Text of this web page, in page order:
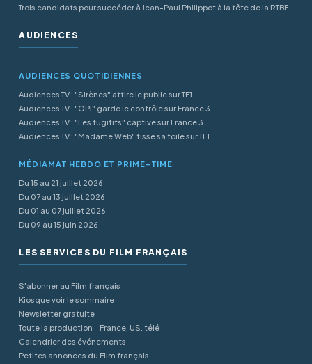
Trois candidats pour succéder à Jean-Paul Philippot à la tête de la RTBF
AUDIENCES
AUDIENCES QUOTIDIENNES
Audiences TV : "Sirènes" attire le public sur TF1
Audiences TV : "OPJ" garde le contrôle sur France 3
Audiences TV : "Les fugitifs" captive sur France 3
Audiences TV : "Madame Web" tisse sa toile sur TF1
MÉDIAMAT HEBDO ET PRIME-TIME
Du 15 au 21 juillet 2026
Du 07 au 13 juillet 2026
Du 01 au 07 juillet 2026
Du 09 au 15 juin 2026
LES SERVICES DU FILM FRANÇAIS
S'abonner au Film français
Kiosque voir le sommaire
Newsletter gratuite
Toute la production - France, US, télé
Calendrier des événements
Petites annonces du Film français